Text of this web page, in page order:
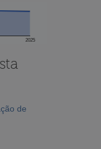
2025
de